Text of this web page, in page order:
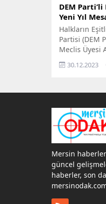
DEM
Yeni Yıl
Halkların
Partisi (DEM
Meclis Üyesi
Bayram, yeni
30.12.2023
Mersin
güncel
haberler, son